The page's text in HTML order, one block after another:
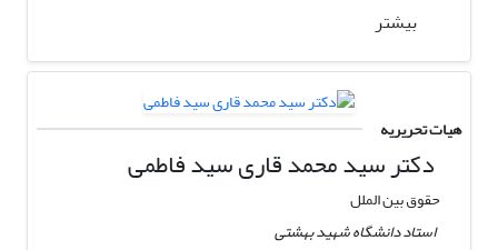
بیشتر
هیات تحریریه
دکتر سید محمد قاری سید فاطمی
حقوق بین الملل
استاد دانشگاه شهید بهشتی